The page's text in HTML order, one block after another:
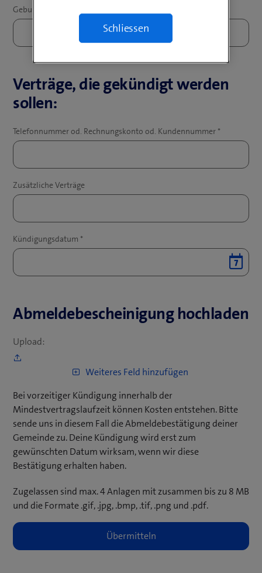
Verträge, die gekündigt werden
sollen:
Abmeldebescheinigung hochladen
Upload:
Bei vorzeitiger Kündigung innerhalb der
Mindestvertragslaufzeit können Kosten entstehen. Bitte
sende uns in diesem Fall die Abmeldebestätigung deiner
Gemeinde zu. Deine Kündigung wird erst zum
gewünschten Datum wirksam, wenn wir diese
Bestätigung erhalten haben.
Zugelassen sind max. 4 Anlagen mit zusammen bis zu 8 MB
und die Formate .gif, .jpg, .bmp, .tif, .png und .pdf.
Schliessen